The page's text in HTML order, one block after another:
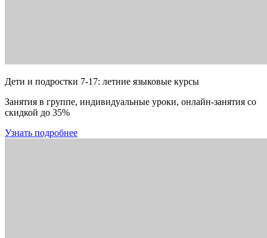
Дети и подростки 7-17: летние языковые курсы
Занятия в группе, индивидуальные уроки, онлайн-занятия со
скидкой до 35%
Узнать подробнее